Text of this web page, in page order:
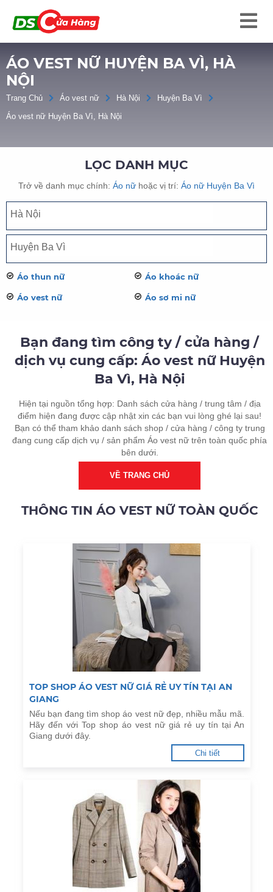
ÁO VEST NỮ HUYỆN BA VÌ, HÀ
NỘI
Trang Chủ Áo vest nữ Hà Nội
Huyện Ba Vì
Áo vest nữ Huyện Ba Vì, Hà Nội
LỌC DANH MỤC
Trở về danh mục chính: Áo nữ hoặc vị trí: Áo nữ Huyện Ba Vì
Áo thun nữ Áo khoác nữ
Áo vest nữ Áo sơ mi nữ
Bạn đang tìm công ty / cửa hàng /
dịch vụ cung cấp: Áo vest nữ Huyện
Ba Vì, Hà Nội
Hiện tại nguồn tổng hợp: Danh sách cửa hàng / trung tâm / địa
điểm hiện đang được cập nhật xin các bạn vui lòng ghé lại sau!
Bạn có thể tham khảo danh sách shop / cửa hàng / công ty trung
đang cung cấp dịch vụ / sản phẩm Áo vest nữ trên toàn quốc phía
bên dưới.
VỀ TRANG CHỦ
THÔNG TIN ÁO VEST NỮ TOÀN QUỐC
TOP SHOP ÁO VEST NỮ GIÁ RẺ UY TÍN TẠI AN
GIANG
Nếu bạn đang tìm shop áo vest nữ đẹp, nhiều mẫu mã.
Hãy đến với Top shop áo vest nữ giá rẻ uy tín tại An
Giang dưới đây.
Chi tiết